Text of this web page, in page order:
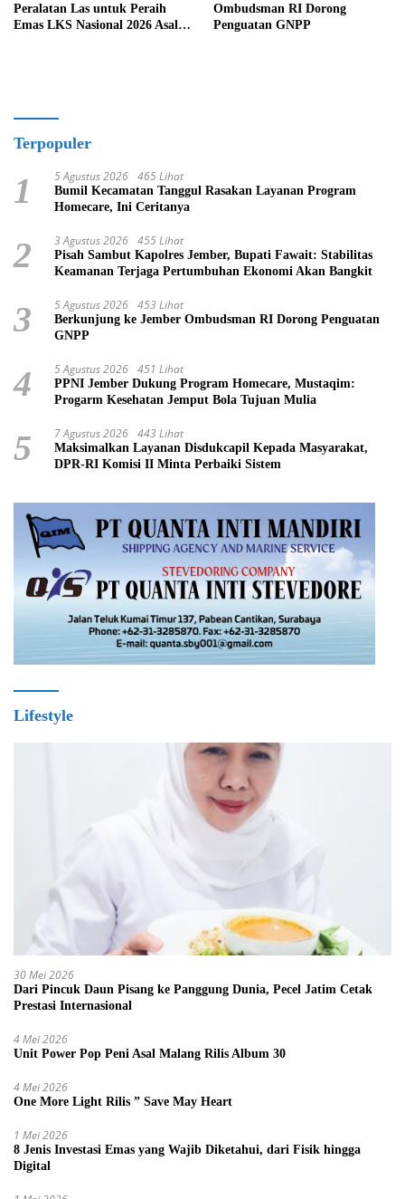
Peralatan Las untuk Peraih
Emas LKS Nasional 2026 Asal
Ombudsman RI Dorong
Penguatan GNPP
Terpopuler
1 5 Agustus 2026 465 Lihat
Bumil Kecamatan Tanggul Rasakan Layanan Program
Homecare, Ini Ceritanya
2 3 Agustus 2026 455 Lihat
Pisah Sambut Kapolres Jember, Bupati Fawait: Stabilitas
Keamanan Terjaga Pertumbuhan Ekonomi Akan Bangkit
3 5 Agustus 2026 453 Lihat
Berkunjung ke Jember Ombudsman RI Dorong Penguatan
GNPP
4 5 Agustus 2026 451 Lihat
PPNI Jember Dukung Program Homecare, Mustaqim:
Progarm Kesehatan Jemput Bola Tujuan Mulia
5 7 Agustus 2026 443 Lihat
Maksimalkan Layanan Disdukcapil Kepada Masyarakat,
DPR-RI Komisi II Minta Perbaiki Sistem
Lifestyle
30 Mei 2026
Dari Pincuk Daun Pisang ke Panggung Dunia, Pecel Jatim Cetak
Prestasi Internasional
4 Mei 2026
Unit Power Pop Peni Asal Malang Rilis Album 30
4 Mei 2026
One More Light Rilis ” Save May Heart
1 Mei 2026
8 Jenis Investasi Emas yang Wajib Diketahui, dari Fisik hingga
Digital